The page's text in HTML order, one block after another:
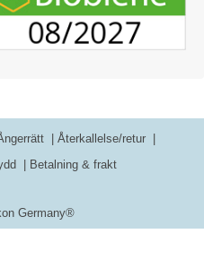
Germany®
Återkallelse/retur
Betalning & frakt